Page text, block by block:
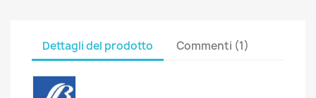
Dettagli del prodotto Commenti (1)